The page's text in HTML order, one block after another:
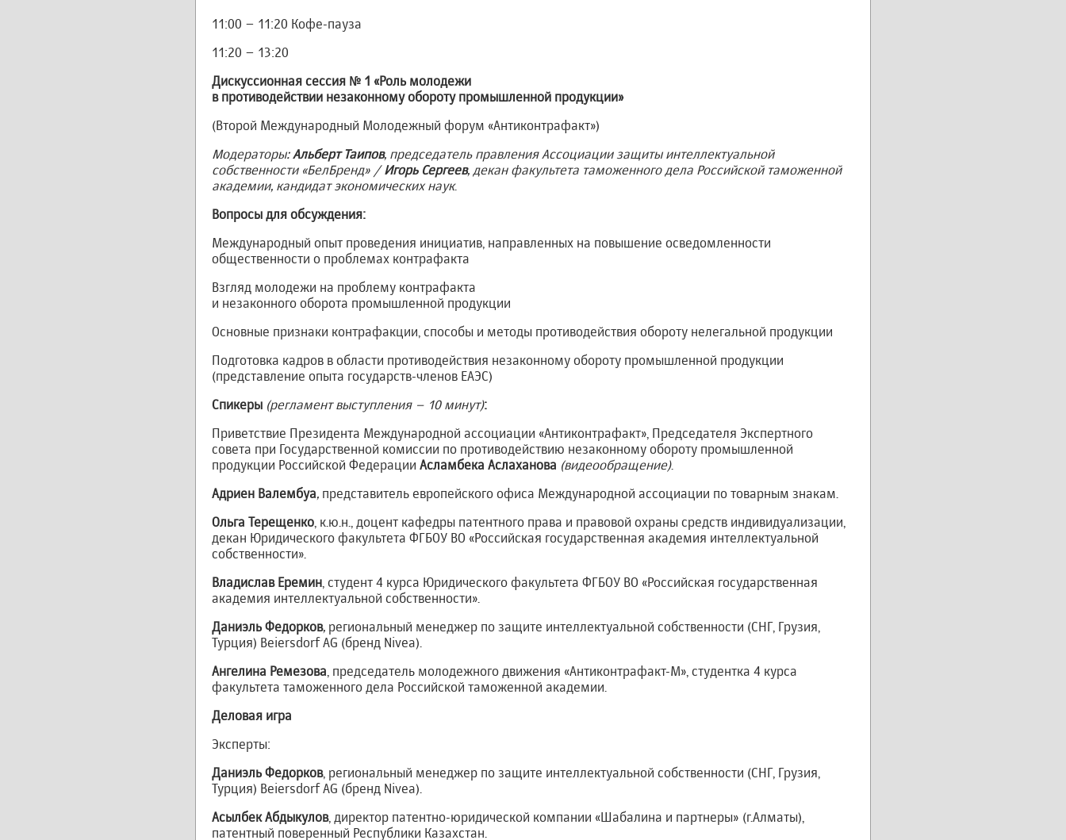
11:00 – 11:20 Кофе-пауза
11:20 – 13:20
Дискуссионная сессия № 1 «Роль молодежи
в противодействии незаконному обороту промышленной продукции»
(Второй Международный Молодежный форум «Антиконтрафакт»)
Модераторы:Альберт Таипов, председатель правления Ассоциации защиты интеллектуальной
собственности «БелБренд» /Игорь Сергеев, декан факультета таможенного дела Российской таможенной
академии, кандидат экономических наук.
Вопросы для обсуждения:
Международный опыт проведения инициатив, направленных на повышение осведомленности
общественности о проблемах контрафакта
Взгляд молодежи на проблему контрафакта
и незаконного оборота промышленной продукции
Основные признаки контрафакции, способы и методы противодействия обороту нелегальной продукции
Подготовка кадров в области противодействия незаконному обороту промышленной продукции
(представление опыта государств-членов ЕАЭС)
Спикеры (регламент выступления – 10 минут):
Приветствие Президента Международной ассоциации «Антиконтрафакт», Председателя Экспертного
совета при Государственной комиссии по противодействию незаконному обороту промышленной
продукции Российской Федерации Асламбека Аслаханова (видеообращение).
Адриен Валембуа, представитель европейского офиса Международной ассоциации по товарным знакам.
Ольга Терещенко, к.ю.н., доцент кафедры патентного права и правовой охраны средств индивидуализации,
декан Юридического факультета ФГБОУ ВО «Российская государственная академия интеллектуальной
собственности».
Владислав Еремин, студент 4 курса Юридического факультета ФГБОУ ВО «Российская государственная
академия интеллектуальной собственности».
Даниэль Федорков, региональный менеджер по защите интеллектуальной собственности (СНГ, Грузия,
Турция) Beiersdorf AG (бренд Nivea).
Ангелина Ремезова, председатель молодежного движения «Антиконтрафакт-М», студентка 4 курса
факультета таможенного дела Российской таможенной академии.
Деловая игра
Эксперты:
Даниэль Федорков, региональный менеджер по защите интеллектуальной собственности (СНГ, Грузия,
Турция) Beiersdorf AG (бренд Nivea).
Асылбек Абдыкулов, директор патентно-юридической компании «Шабалина и партнеры» (г.Алматы),
патентный поверенный Республики Казахстан.